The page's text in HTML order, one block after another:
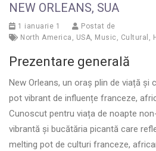
NEW ORLEANS, SUA
1 ianuarie 1
Postat de
North America , USA, Music , Cultural ,
Prezentare generală
New Orleans, un oraș plin de viață și
pot vibrant de influențe franceze,
Cunoscut pentru viața de noapte
vibrantă și bucătăria picantă care
melting pot de culturi franceze,